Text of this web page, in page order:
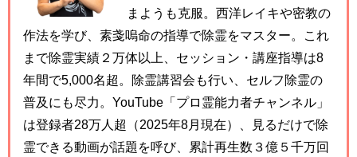
まようも克服。西洋レイキや密教の
作法を学び、素戔嗚命の指導で除霊をマスター。これ
まで除霊実績２万体以上、セッション・講座指導は8
年間で5,000名超。除霊講習会も行い、セルフ除霊の
普及にも尽力。YouTube「プロ霊能力者チャンネル」
は登録者28万人超（2025年8月現在）、見るだけで除
霊できる動画が話題を呼び、累計再生数３億５千万回